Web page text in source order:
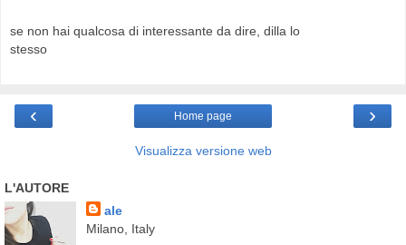
se non hai qualcosa di interessante da dire, dilla lo
stesso
‹ ›
Home page
Visualizza versione web
L'AUTORE
ale
Milano, Italy